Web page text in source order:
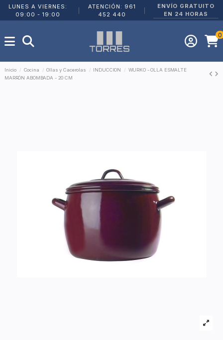
LUNES A VIERNES:
09:00 - 19:00
ATENCIÓN: 961
452 440
ENVÍO GRATUITO
EN 24 HORAS
0
Inicio Cocina Ollas y Cacerolas INDUCCION
WURKO - OLLA ESMALTE
MARRÓN ABOMBADA - 20 CM